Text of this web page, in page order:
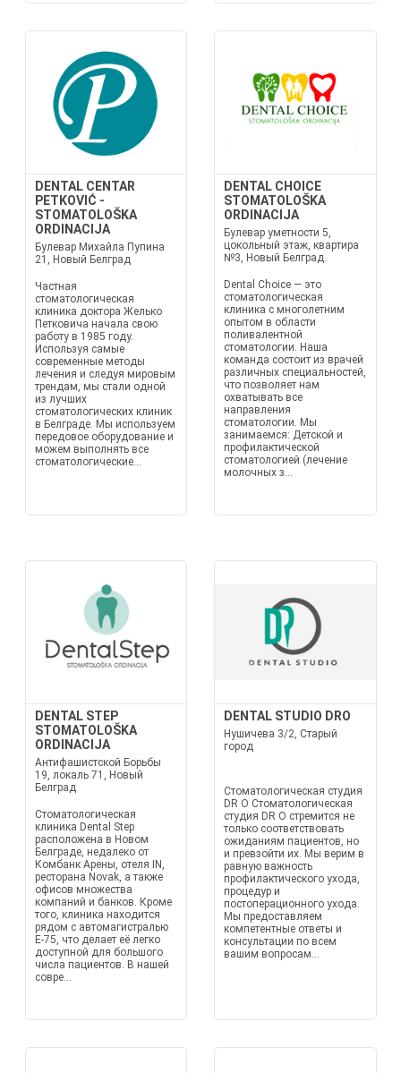
DENTAL CENTAR
PETKOVIĆ -
STOMATOLOŠKA
ORDINACIJA
Булевар Михайла Пупина
21, Новый Белград
Частная
стоматологическая
клиника доктора Желько
Петковича начала свою
работу в 1985 году.
Используя самые
современные методы
лечения и следуя мировым
трендам, мы стали одной
из лучших
стоматологических клиник
в Белграде. Мы используем
передовое оборудование и
можем выполнять все
стоматологические...
DENTAL CHOICE
STOMATOLOŠKA
ORDINACIJA
Булевар уметности 5,
цокольный этаж, квартира
№3, Новый Белград.
Dental Choice — это
стоматологическая
клиника с многолетним
опытом в области
поливалентной
стоматологии. Наша
команда состоит из врачей
различных специальностей,
что позволяет нам
охватывать все
направления
стоматологии. Мы
занимаемся: Детской и
профилактической
стоматологией (лечение
молочных з...
DENTAL STEP
STOMATOLOŠKA
ORDINACIJA
Антифашистской Борьбы
19, локаль 71, Новый
Белград
Стоматологическая
клиника Dental Step
расположена в Новом
Белграде, недалеко от
Комбанк Арены, отеля IN,
ресторана Novak, а также
офисов множества
компаний и банков. Кроме
того, клиника находится
рядом с автомагистралью
E-75, что делает её легко
доступной для большого
числа пациентов. В нашей
совре...
DENTAL STUDIO DRO
Нушичева 3/2, Старый
город
Стоматологическая студия
DR O Стоматологическая
студия DR O стремится не
только соответствовать
ожиданиям пациентов, но
и превзойти их. Мы верим в
равную важность
профилактического ухода,
процедур и
постоперационного ухода.
Мы предоставляем
компетентные ответы и
консультации по всем
вашим вопросам...